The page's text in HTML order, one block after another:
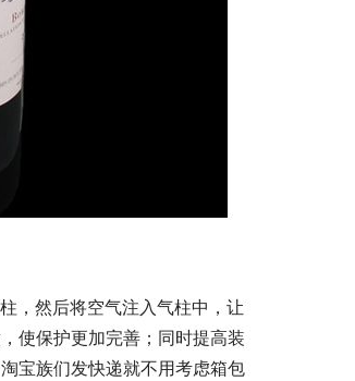
，然后将空气注入气柱中，让
使保护更加完善；同时提高装
宝族们发快递就不用考虑箱包